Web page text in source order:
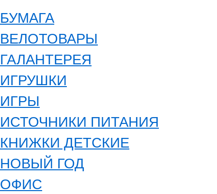
БУМАГА
ВЕЛОТОВАРЫ
ГАЛАНТЕРЕЯ
ИГРУШКИ
ИГРЫ
ИСТОЧНИКИ ПИТАНИЯ
КНИЖКИ ДЕТСКИЕ
НОВЫЙ ГОД
ОФИС